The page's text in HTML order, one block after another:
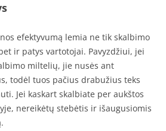
efektyvumą lemia ne tik skalbimo
ir patys vartotojai. Pavyzdžiui, jei
miltelių, jie nusės ant
todėl tuos pačius drabužius teks
Jei kaskart skalbiate per aukštos
nereikėtų stebėtis ir išaugusiomis